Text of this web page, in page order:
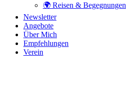
🌍 Reisen & Begegnungen
Newsletter
Angebote
Über Mich
Empfehlungen
Verein